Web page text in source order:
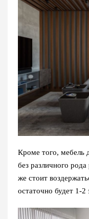
Кроме того, мебель
без различного
же стоит
остаточно будет 1-